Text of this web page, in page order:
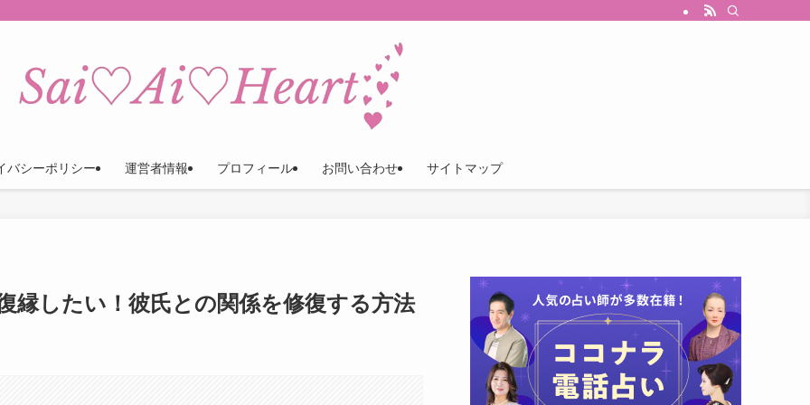
バシーポリシー 運営者情報 プロフィール お問い合わせ サイトマップ
縁したい！彼氏との関係を修復する方法